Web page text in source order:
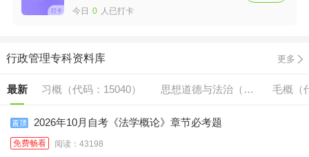
今日 0 人已打卡
行政管理专科资料库 更多
最新 习概（代码：15040） 思想道德与法治（代
码:15042）
毛概（
2026年10月自考《法学概论》章节必考题
免费畅看 阅读：43198